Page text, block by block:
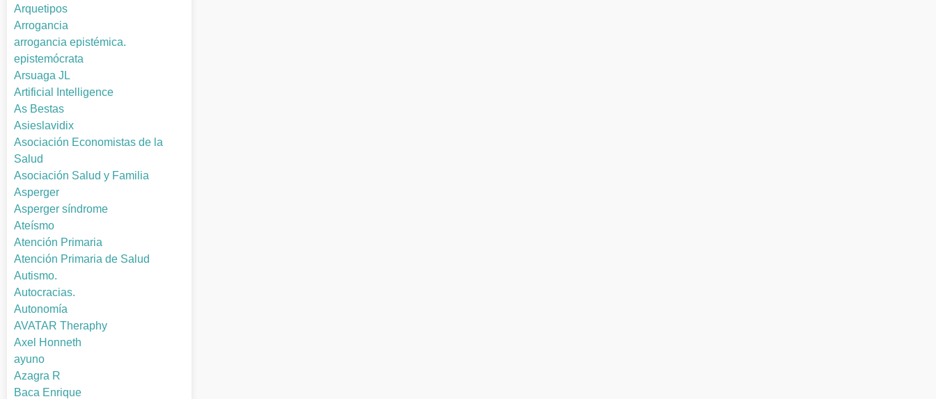
Arquetipos
Arrogancia
arrogancia epistémica.
epistemócrata
Arsuaga JL
Artificial Intelligence
As Bestas
Asieslavidix
Asociación Economistas de la
Salud
Asociación Salud y Familia
Asperger
Asperger síndrome
Ateísmo
Atención Primaria
Atención Primaria de Salud
Autismo.
Autocracias.
Autonomía
AVATAR Theraphy
Axel Honneth
ayuno
Azagra R
Baca Enrique